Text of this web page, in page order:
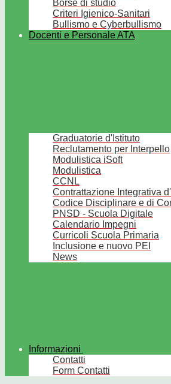
Borse di studio
Criteri Igienico-Sanitari
Bullismo e Cyberbullismo
Docenti e Personale ATA
Graduatorie d'Istituto
Reclutamento per Interpello
Modulistica iSoft
Modulistica
CCNL
Contrattazione Integrativa
Codice Disciplinare e di
PNSD - Scuola Digitale
Calendario Impegni
Curricoli Scuola Primaria
Inclusione e nuovo PEI
News
Informazioni
Contatti
Form Contatti